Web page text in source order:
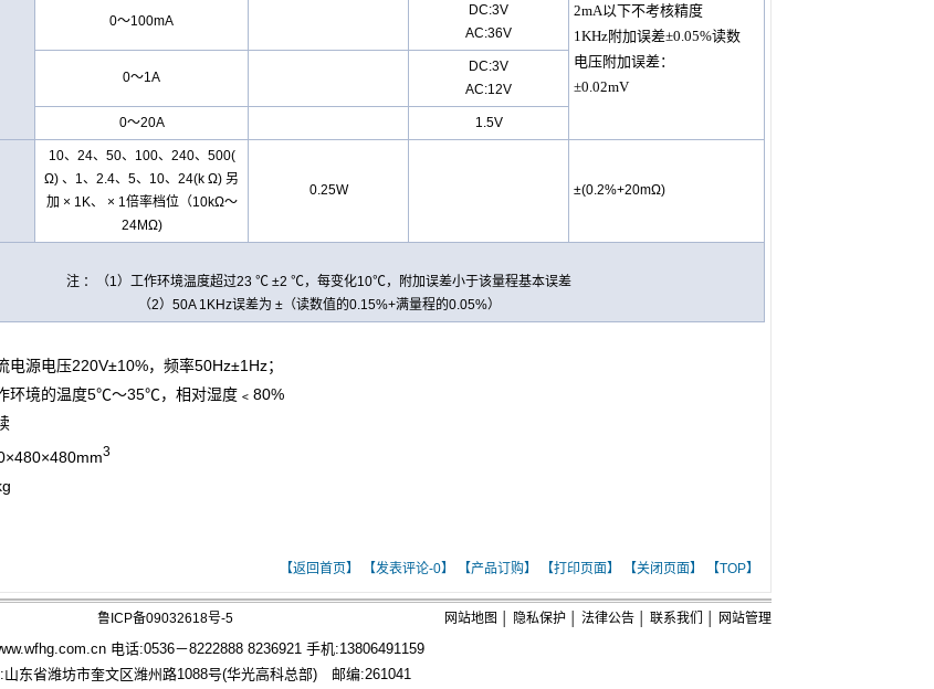
2mA以下不考核精度
1KHz附加误差±0.05%读数
电压附加误差：
±0.02mV
0～100mA
DC:3V
AC:36V
0～1A
DC:3V
AC:12V
0～20A 1.5V
10、24、50、100、240、500(
Ω) 、1、2.4、5、10、24(k Ω) 另
加 × 1K、 × 1倍率档位（10kΩ～
24MΩ)
0.25W ±(0.2%+20mΩ)
注 ：（1）工作环境温度超过23 ℃ ±2 ℃，每变化10℃，附加误差小于该量程基本误差
（2）50A 1KHz误差为 ±（读数值的0.15%+满量程的0.05%）
电源电压220V±10%，频率50Hz±1Hz；
环境的温度5℃～35℃，相对湿度﹤80%
3
【返回首页】 【发表评论-0】 【产品订购】 【打印页面】 【关闭页面】 【TOP】
鲁ICP备09032618号-5 网站地图 隐私保护 法律公告 联系我们 网站管理
电话:0536－8222888 8236921 手机:13806491159
山东省潍坊市奎文区潍州路1088号(华光高科总部) 邮编:261041